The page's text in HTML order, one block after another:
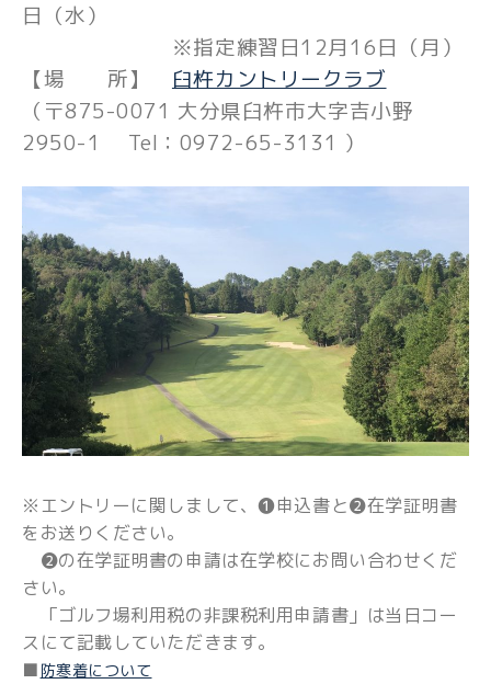
日（水）
※指定練習日12月16日（月）
【場 所】 臼杵カントリークラブ
（〒875-0071 大分県臼杵市大字吉小野
2950-1 Tel：0972-65-3131 ）
※エントリーに関しまして、❶申込書と➋在学証明書
をお送りください。
❷の在学証明書の申請は在学校にお問い合わせくだ
さい。
「ゴルフ場利用税の非課税利用申請書」は当日コー
スにて記載していただきます。
■ 防寒着について